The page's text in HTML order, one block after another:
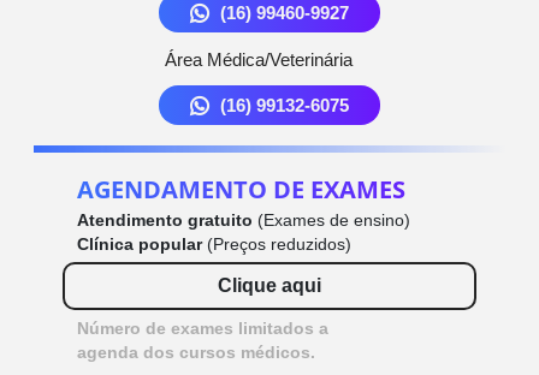
(16) 99460-9927
Área Médica/Veterinária
(16) 99132-6075
AGENDAMENTO DE EXAMES
Atendimento gratuito (Exames de ensino)
Clínica popular(Preços reduzidos)
Clique aqui
Número de exames limitados a
agenda dos cursos médicos.